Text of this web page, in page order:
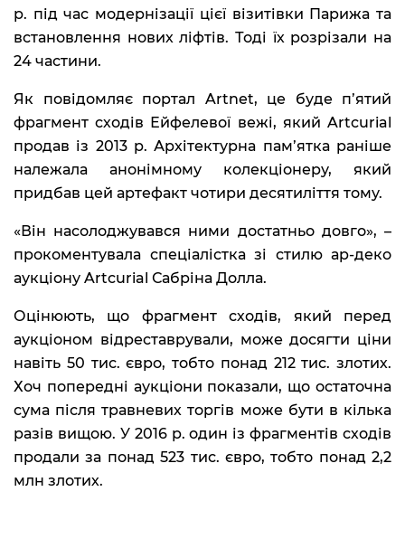
р. під час модернізації цієї візитівки Парижа та
встановлення нових ліфтів. Тоді їх розрізали на
24 частини.
Як повідомляє портал Artnet, це буде п’ятий
фрагмент сходів Ейфелевої вежі, який Artcurial
продав із 2013 р. Архітектурна пам’ятка раніше
належала анонімному колекціонеру, який
придбав цей артефакт чотири десятиліття тому.
«Він насолоджувався ними достатньо довго», –
прокоментувала спеціалістка зі стилю ар-деко
аукціону Artcurial Сабріна Долла.
Оцінюють, що фрагмент сходів, який перед
аукціоном відреставрували, може досягти ціни
навіть 50 тис. євро, тобто понад 212 тис. злотих.
Хоч попередні аукціони показали, що остаточна
сума після травневих торгів може бути в кілька
разів вищою. У 2016 р. один із фрагментів сходів
продали за понад 523 тис. євро, тобто понад 2,2
млн злотих.